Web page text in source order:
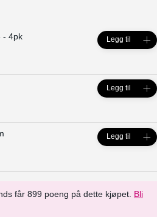
får 899 poeng på dette kjøpet. Bli
- 4pk Legg til
Legg til
Legg til